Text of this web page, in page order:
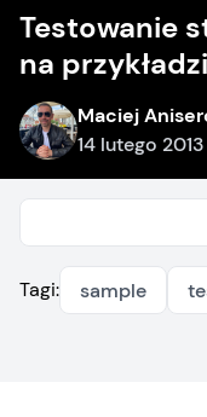
Testowanie
na
Maciej
14 lutego 2013
Tagi: sample